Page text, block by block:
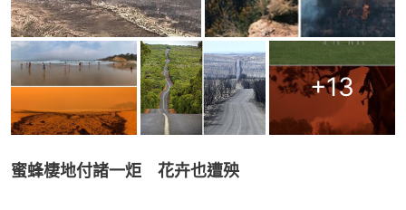
+13
蜜蜂棲地付諸一炬　花卉也遭殃